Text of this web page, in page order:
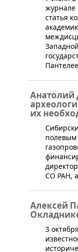
журнале
статья
Анатолий
их
полевым
СО РАН,
Алексей
3